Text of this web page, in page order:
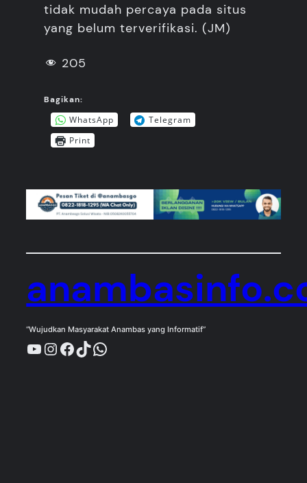
tidak mudah percaya pada situs
yang belum terverifikasi. (JM)
205
Bagikan:
WhatsApp
Telegram
Print
“Wujudkan Masyarakat Anambas yang Informatif”
YouTube
Instagram
Facebook
TikTok
WhatsApp